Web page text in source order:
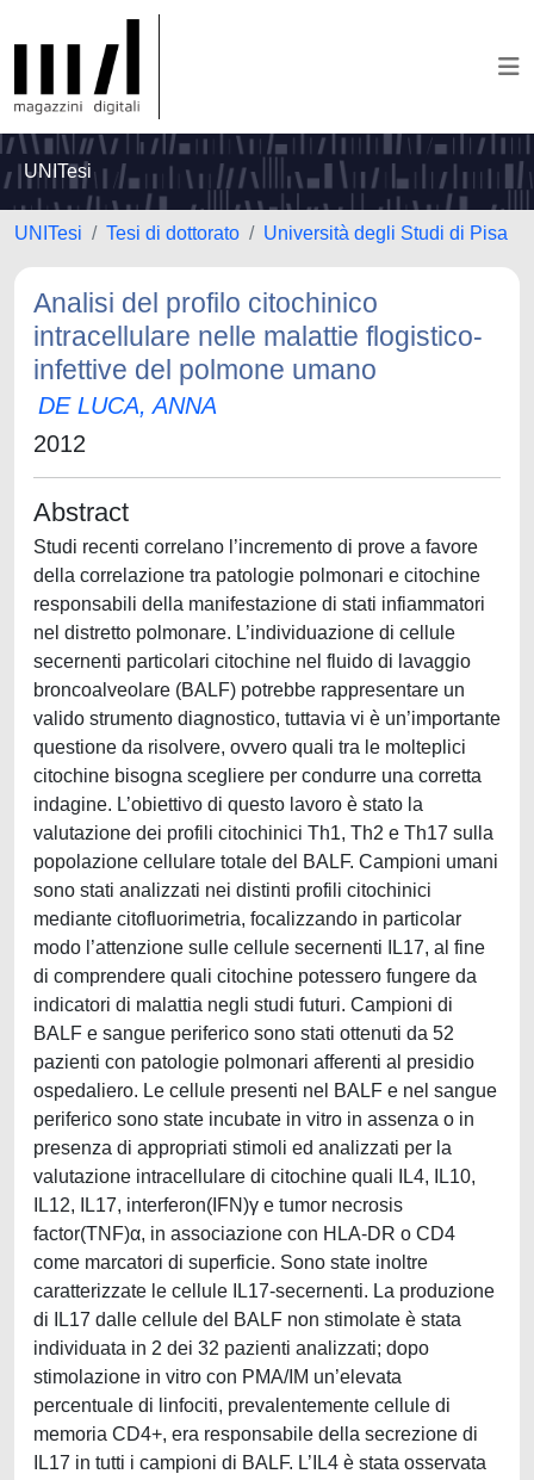
UNITesi
UNITesi Tesi di dottorato Università degli Studi di Pisa
Analisi del profilo citochinico
intracellulare nelle malattie flogistico-
infettive del polmone umano
DE LUCA, ANNA
2012
Abstract
Studi recenti correlano l’incremento di prove a favore
della correlazione tra patologie polmonari e citochine
responsabili della manifestazione di stati infiammatori
nel distretto polmonare. L’individuazione di cellule
secernenti particolari citochine nel fluido di lavaggio
broncoalveolare (BALF) potrebbe rappresentare un
valido strumento diagnostico, tuttavia vi è un’importante
questione da risolvere, ovvero quali tra le molteplici
citochine bisogna scegliere per condurre una corretta
indagine. L’obiettivo di questo lavoro è stato la
valutazione dei profili citochinici Th1, Th2 e Th17 sulla
popolazione cellulare totale del BALF. Campioni umani
sono stati analizzati nei distinti profili citochinici
mediante citofluorimetria, focalizzando in particolar
modo l’attenzione sulle cellule secernenti IL17, al fine
di comprendere quali citochine potessero fungere da
indicatori di malattia negli studi futuri. Campioni di
BALF e sangue periferico sono stati ottenuti da 52
pazienti con patologie polmonari afferenti al presidio
ospedaliero. Le cellule presenti nel BALF e nel sangue
periferico sono state incubate in vitro in assenza o in
presenza di appropriati stimoli ed analizzati per la
valutazione intracellulare di citochine quali IL4, IL10,
IL12, IL17, interferon(IFN)γ e tumor necrosis
factor(TNF)α, in associazione con HLA-DR o CD4
come marcatori di superficie. Sono state inoltre
caratterizzate le cellule IL17-secernenti. La produzione
di IL17 dalle cellule del BALF non stimolate è stata
individuata in 2 dei 32 pazienti analizzati; dopo
stimolazione in vitro con PMA/IM un’elevata
percentuale di linfociti, prevalentemente cellule di
memoria CD4+, era responsabile della secrezione di
IL17 in tutti i campioni di BALF. L’IL4 è stata osservata